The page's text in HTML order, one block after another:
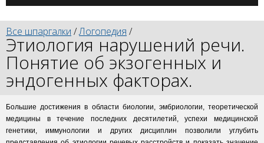
Все шпаргалки /Логопедия /
Этиология нарушений речи.
Понятие об экзогенных и
эндогенных факторах.
Большие достижения в области биологии, эмбриологии, теоретической
медицины в течение последних десятилетий, успехи медицинской
генетики, иммунологии и других дисциплин позволили углубить